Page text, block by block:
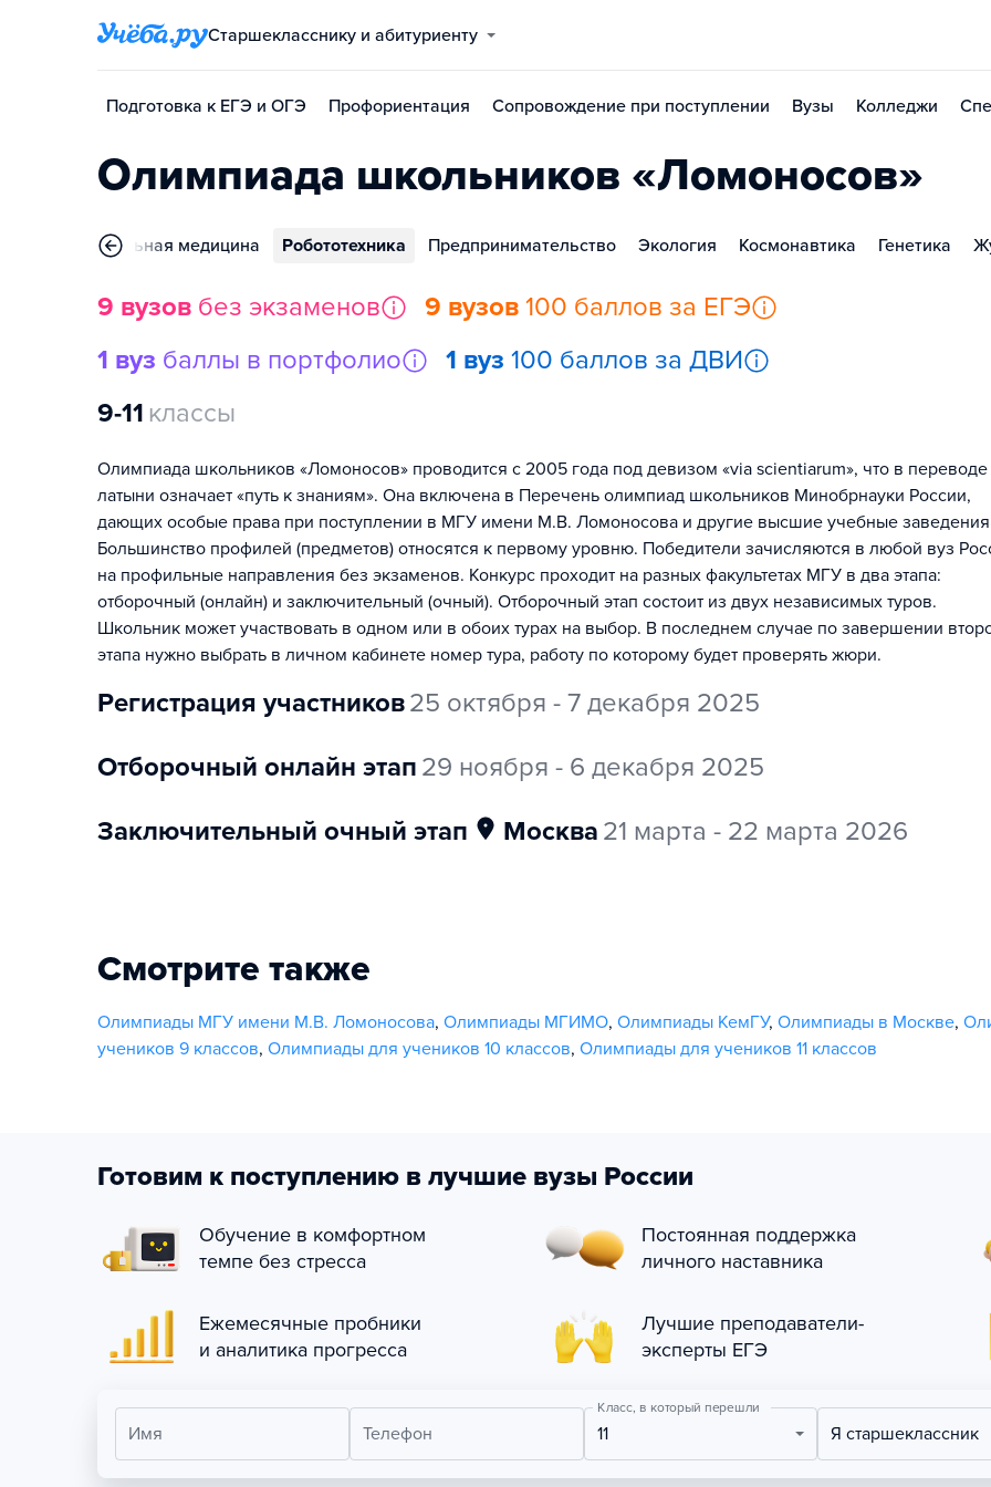
Старшекласснику и абитуриенту
Подготовка к ЕГЭ и ОГЭ Профориентация Сопровождение при поступлении Вузы Колледжи
Олимпиада школьников «Ломоносов»
Фундаментальная медицина Робототехника Предпринимательство Экология Космонавтика Генетика
9 вузов без экзаменов 9 вузов 100 баллов за ЕГЭ
1 вуз баллы в портфолио 1 вуз 100 баллов за ДВИ
9-11 классы
Олимпиада школьников «Ломоносов» проводится с 2005 года под девизом «via scientiarum», что в переводе
латыни означает «путь к знаниям». Она включена в Перечень олимпиад школьников Минобрнауки России,
дающих особые права при поступлении в МГУ имени М.В. Ломоносова и другие высшие учебные
Большинство профилей (предметов) относятся к первому уровню. Победители зачисляются в любой вуз
на профильные направления без экзаменов. Конкурс проходит на разных факультетах МГУ в два этапа:
отборочный (онлайн) и заключительный (очный). Отборочный этап состоит из двух независимых туров.
Школьник может участвовать в одном или в обоих турах на выбор. В последнем случае по завершении
этапа нужно выбрать в личном кабинете номер тура, работу по которому будет проверять жюри.
регистрация участников25 октября - 7 декабря 2025
отборочный онлайн этап 29 ноября - 6 декабря 2025
заключительный очный этап
Москва 21 марта - 22 марта 2026
Смотрите также
Олимпиады МГУ имени М.В. Ломоносова, Олимпиады МГИМО, Олимпиады КемГУ, Олимпиады в Москве,
учеников 9 классов, Олимпиады для учеников 10 классов, Олимпиады для учеников 11 классов
Готовим к поступлению в лучшие вузы России
Обучение в комфортном
темпе без стресса
Постоянная поддержка
личного наставника
Ежемесячные пробники
и аналитика прогресса
Лучшие преподаватели-
эксперты ЕГЭ
Имя Телефон
Класс, в который перешли
11 Я старшеклассник